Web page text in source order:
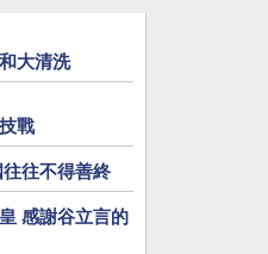
大清洗
戰
往不得善終
感謝谷立言的